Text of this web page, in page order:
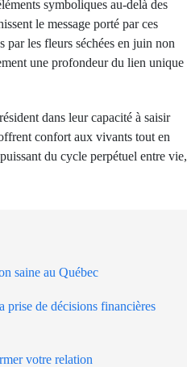
symboliques au-delà des
le message porté par ces
par les fleurs séchées en juin non
une profondeur du lien unique
dans leur capacité à saisir
confort aux vivants tout en
du cycle perpétuel entre vie,
saine au Québec
prise de décisions financières
votre relation